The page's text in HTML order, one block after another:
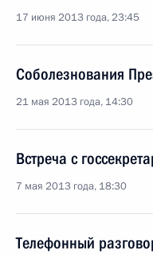
17 июня 2013 года, 23:45
Соболезнования
21 мая 2013 года, 14:30
Встреча с
7 мая 2013 года, 18:30
Телефонный